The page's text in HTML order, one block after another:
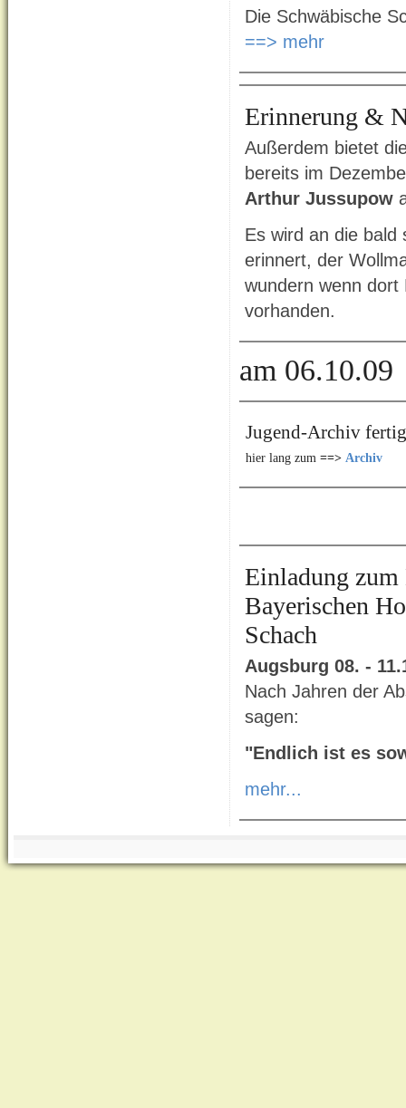
Die Schwäbische
==> mehr
Erinnerung &
Außerdem bietet
bereits im
Arthur Jussupow
Es wird an die
erinnert, der
wundern wenn dort
vorhanden.
am 06.10.09
Jugend-Archiv
hier lang zum ==> Archiv
Einladung
Bayerischen
Schach
Augsburg 08. -
Nach Jahren der
sagen:
"Endlich ist es
mehr...